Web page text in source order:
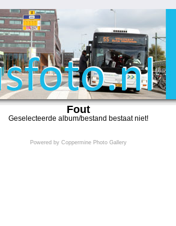
Fout
Geselecteerde album/bestand bestaat niet!
Powered by Coppermine Photo Gallery